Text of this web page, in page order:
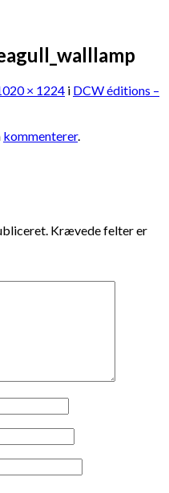
× 1224 i DCW éditions –
kommenterer.
Krævede felter er